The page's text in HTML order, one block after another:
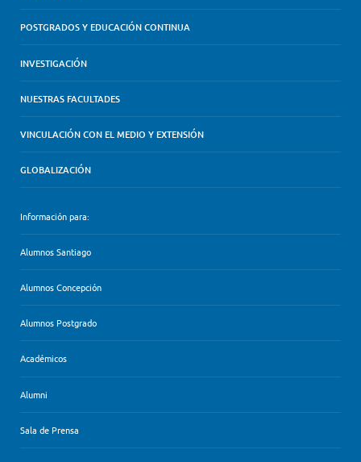
POSTGRADOS Y EDUCACIÓN CONTINUA
INVESTIGACIÓN
NUESTRAS FACULTADES
VINCULACIÓN CON EL MEDIO Y EXTENSIÓN
GLOBALIZACIÓN
Información para:
Alumnos Santiago
Alumnos Concepción
Alumnos Postgrado
Académicos
Alumni
Sala de Prensa